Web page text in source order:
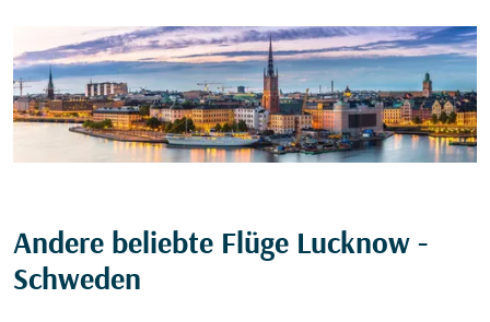
Andere beliebte Flüge Lucknow -
Schweden